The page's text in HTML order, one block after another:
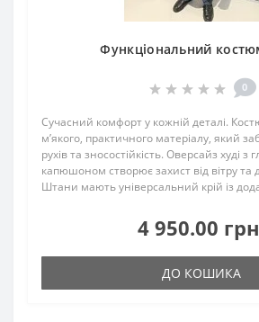
Функціональний
0
Сучасний комфорт у кожній деталі.
м’якого, практичного матеріалу, який
рухів та зносостійкість. Оверсайз худі з
капюшоном створює захист від вітру та
Штани мають універсальний крій із
4 950.00
ДО КОШИКА